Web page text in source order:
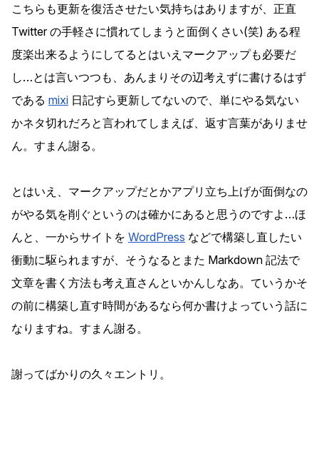
こちらも更新を復活させたい気持ちはありますが、正直
Twitter の手軽さに慣れてしまうと面倒くさい(笑) ある程
度楽出来るようにしてるとはいえマークアップも必要だ
し…とは言いつつも、あんまりその辺考えずに書けるはず
である mixi 日記すら更新してないので、単にやる気ない
かネタ切れだろと言われてしまえば、返す言葉がありませ
ん。すまん謝る。
とはいえ、マークアップだとかアプリ立ち上げが面倒なの
がやる気を削ぐというのは確かにあると思うのですよ…ほ
んと、一からサイトを WordPress などで構築し直したい
衝動に駆られますが、そうなるとまた Markdown 記法で
文章を書く方法も考え直さんといかんしなあ。ていうかそ
の前に構築し直す時間があるなら何か書けよっていう話に
なりますね。すまん謝る。
謝ってばかりの久々エントリ。